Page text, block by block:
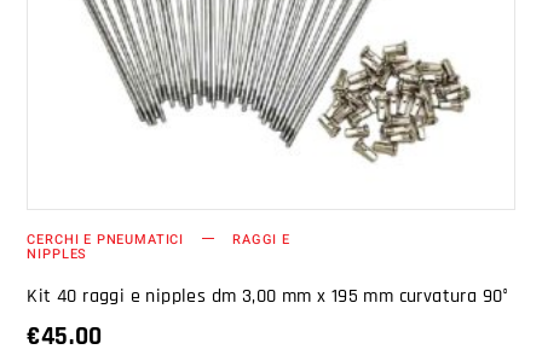
AGGIUNGI AL CARRELLO
CERCHI E PNEUMATICI RAGGI E
NIPPLES
Kit 40 raggi e nipples dm 3,00 mm x 195 mm curvatura 90°
€45.00